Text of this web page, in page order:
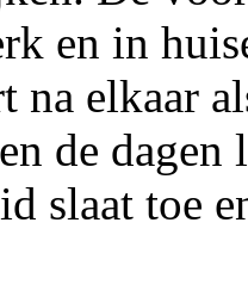
en in
elkaar
de
slaat toe